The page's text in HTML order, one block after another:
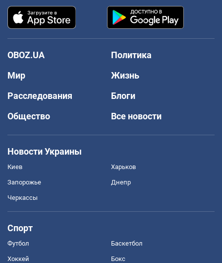
OBOZ.UA
Политика
Мир
Жизнь
Расследования
Блоги
Общество
Все новости
Новости Украины
Киев Харьков
Запорожье Днепр
Черкассы
Спорт
Футбол Баскетбол
Хоккей Бокс